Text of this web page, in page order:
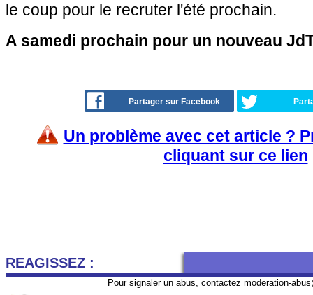
le coup pour le recruter l'été prochain.
A samedi prochain pour un nouveau
Partager sur Facebook
Un problème avec cet article ?
cliquant sur ce lien
REAGISSEZ :
Pour signaler un abus, contactez moderation-